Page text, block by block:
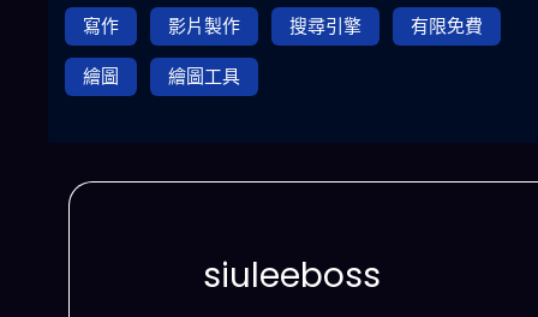
寫作
影片製作 搜尋引擎
有限免費
繪圖
繪圖工具
siuleeboss